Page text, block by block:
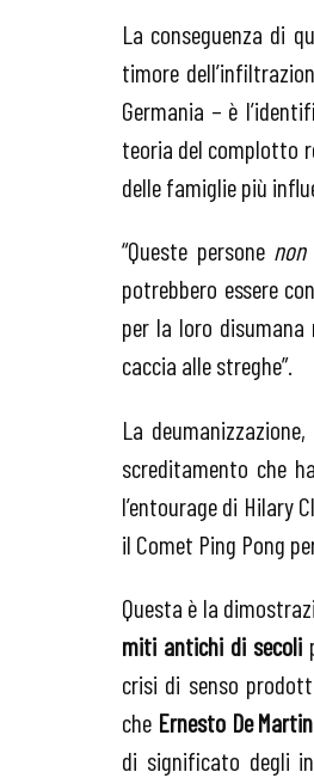
La conseguenza di
timore
Germania – è
teoria del complotto
delle famiglie più
“Queste persone
potrebbero essere
per la loro
caccia alle streghe”.
La
screditamento che
l’entourage di Hilary
il Comet Ping Pong
Questa è la
miti antichi di secoli
crisi di senso
che Ernesto De
di significato degli